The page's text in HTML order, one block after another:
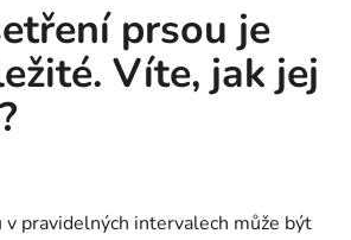
prsou je
Víte, jak jej
pravidelných intervalech může být